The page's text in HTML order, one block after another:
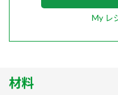
スペシャルサイト
納豆の豆知識
よくあるご質問
My レ
材料